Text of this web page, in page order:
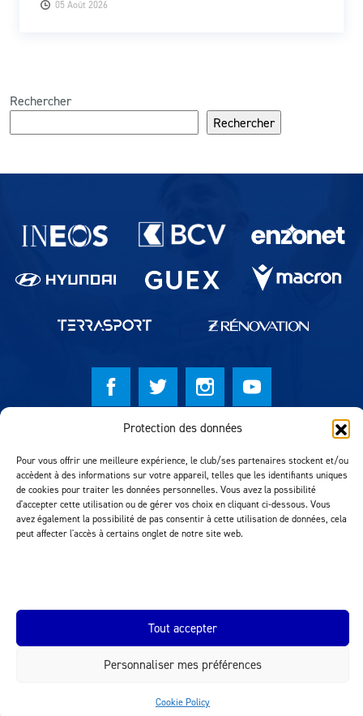
Protection des données
Pour vous offrir une meilleure expérience, le club/ses partenaires stockent et/ou
accèdent à des informations sur votre appareil, telles que les identifiants uniques
de cookies pour traiter les données personnelles. Vous avez la possibilité
d'accepter cette utilisation ou de gérer vos choix en cliquant ci-dessous. Vous
avez également la possibilité de pas consentir à cette utilisation de données, cela
peut affecter l'accès à certains onglet de notre site web.
Tout accepter
Personnaliser mes préférences
Cookie Policy
05 Août 2026
Rechercher
Rechercher
Partenaires du lausanne-Sport
© Lausanne Sport Football Club 2026
Réalisation MTM Agency